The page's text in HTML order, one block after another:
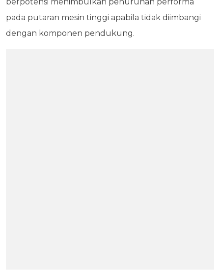
pada putaran mesin tinggi apabila tidak diimbangi
dengan komponen pendukung.